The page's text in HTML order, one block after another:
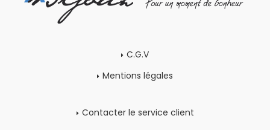
C.G.V
Mentions légales
Contacter le service client